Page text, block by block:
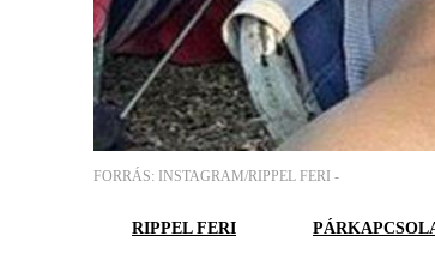
FORRÁS: INSTAGRAM/RIPPEL FERI -
RIPPEL FERI